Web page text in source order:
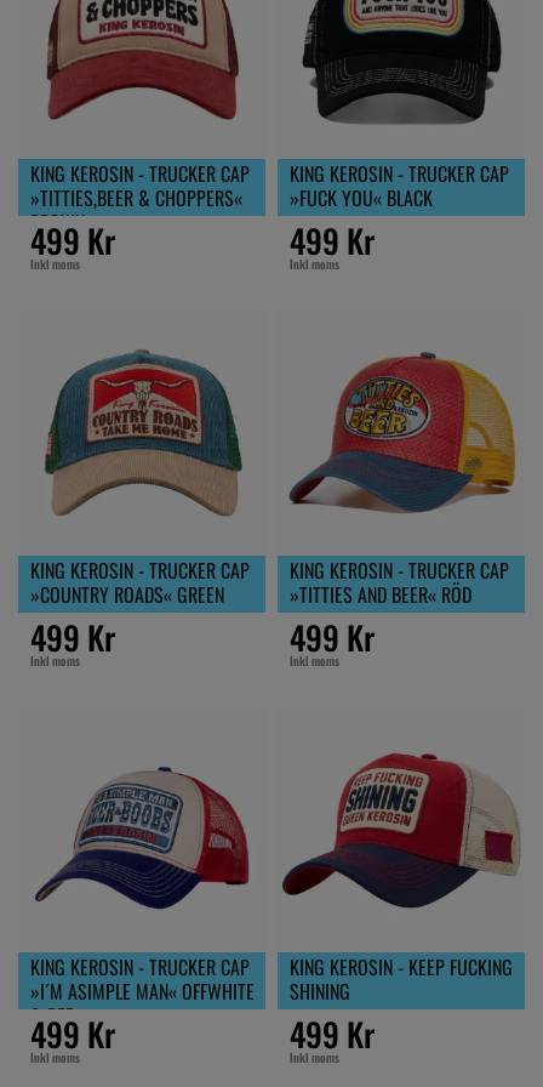
KING KEROSIN - TRUCKER CAP
»TITTIES,BEER & CHOPPERS«
BROWN
499 Kr
Inkl moms
KING KEROSIN - TRUCKER CAP
»FUCK YOU« BLACK
499 Kr
Inkl moms
KING KEROSIN - TRUCKER CAP
»COUNTRY ROADS« GREEN
499 Kr
Inkl moms
KING KEROSIN - TRUCKER CAP
»TITTIES AND BEER« RÖD
499 Kr
Inkl moms
KING KEROSIN - TRUCKER CAP
»I´M ASIMPLE MAN« OFFWHITE
& RED
499 Kr
Inkl moms
KING KEROSIN - KEEP FUCKING
SHINING
499 Kr
Inkl moms